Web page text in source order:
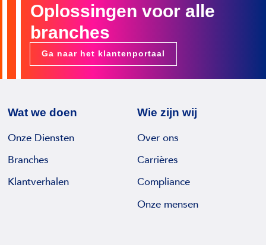
Oplossingen voor alle
branches
Ga naar het klantenportaal
Wat we doen
Onze Diensten
Branches
Klantverhalen
Wie zijn wij
Over ons
Carrières
Compliance
Onze mensen